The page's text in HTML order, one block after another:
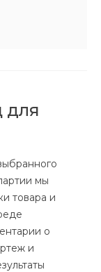
для
мы
товара и
о
и